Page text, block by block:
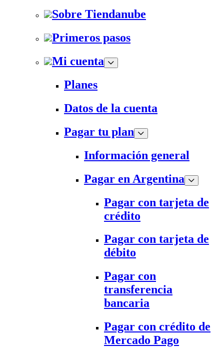
Sobre Tiendanube
Primeros pasos
Mi cuenta
Planes
Datos de la cuenta
Pagar tu plan
Información general
Pagar en Argentina
Pagar con tarjeta de
crédito
Pagar con tarjeta de
débito
Pagar con
transferencia
bancaria
Pagar con crédito de
Mercado Pago